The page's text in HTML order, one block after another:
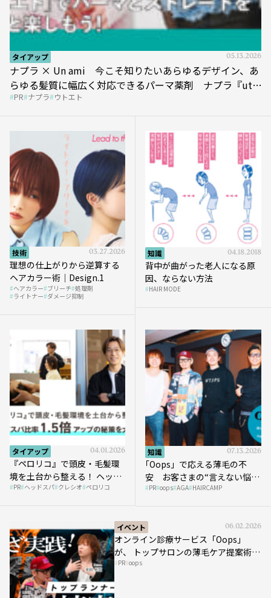
タイアップ 05.13.2026
ナプラ × Un ami 今こそ知りたいあらゆるデザイン、あ
らゆる髪質に幅広く対応できるパーマ薬剤 ナプラ『ut-
et』
PR ナプラ ウトエト
技術 03.27.2026
理想の仕上がりから逆算する
ヘアカラー術｜Design.1
ヘアカラー ブリーチ 処理剤
ライトナー ダメージ抑制
知識 04.18.2018
背中が曲がった老人になる原
因、ならない方法
HAIR MODE
タイアップ 04.01.2026
『ペロリコ』で頭皮・毛髪環
境を土台から整える！ ヘッド
スパ比率1.5倍アップの秘策を
PR ヘッドスパ クレシオ ペロリコ
知識 07.13.2026
｢Oops」で応える薄毛の不
安 お客さまの“言えない悩
み”にどう向き合う？ ＃01
PR oops AGA HAIRCAMP
イベント 06.02.2026
オンライン診療サービス「Oops」
が、 トップサロンの薄毛ケア提案術を
HAIRCAMPで公開！
PR oops